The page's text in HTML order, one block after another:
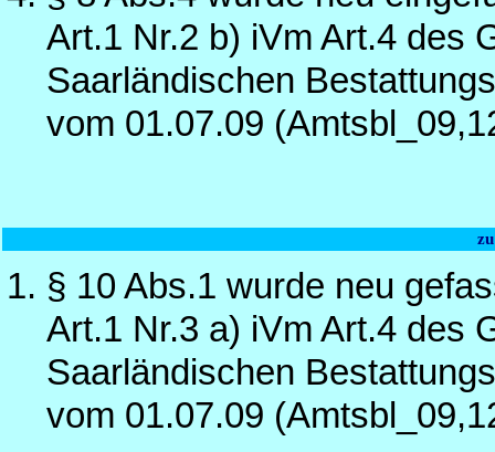
Art.1 Nr.2 b) iVm Art.4 des
Saarländischen
vom 01.07.09
§ 10 Abs.1 wurde neu
Art.1 Nr.3 a) iVm Art.4 des
Saarländischen
vom 01.07.09